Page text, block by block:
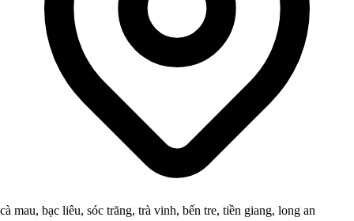
cà mau, bạc liêu, sóc trăng, trà vinh, bến tre, tiền giang, long an